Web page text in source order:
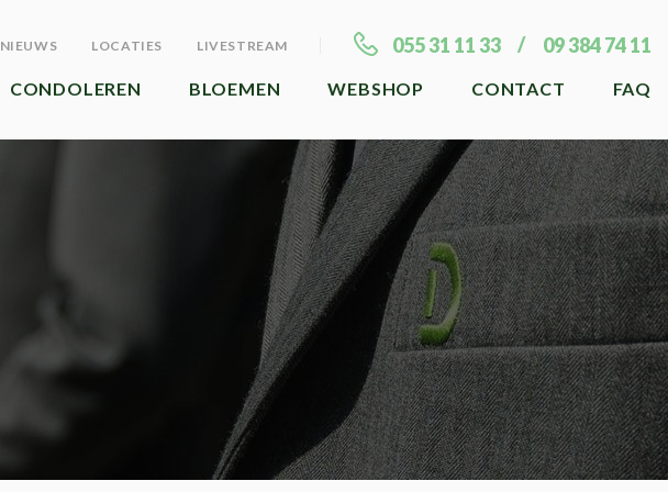
NIEUWS LOCATIES LIVESTREAM 055 31 11 33 09 384 74 11
CONDOLEREN BLOEMEN WEBSHOP CONTACT FAQ